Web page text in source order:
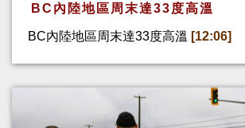
BC內陸地區周末達33度高溫
BC內陸地區周末達33度高溫 [12:06]